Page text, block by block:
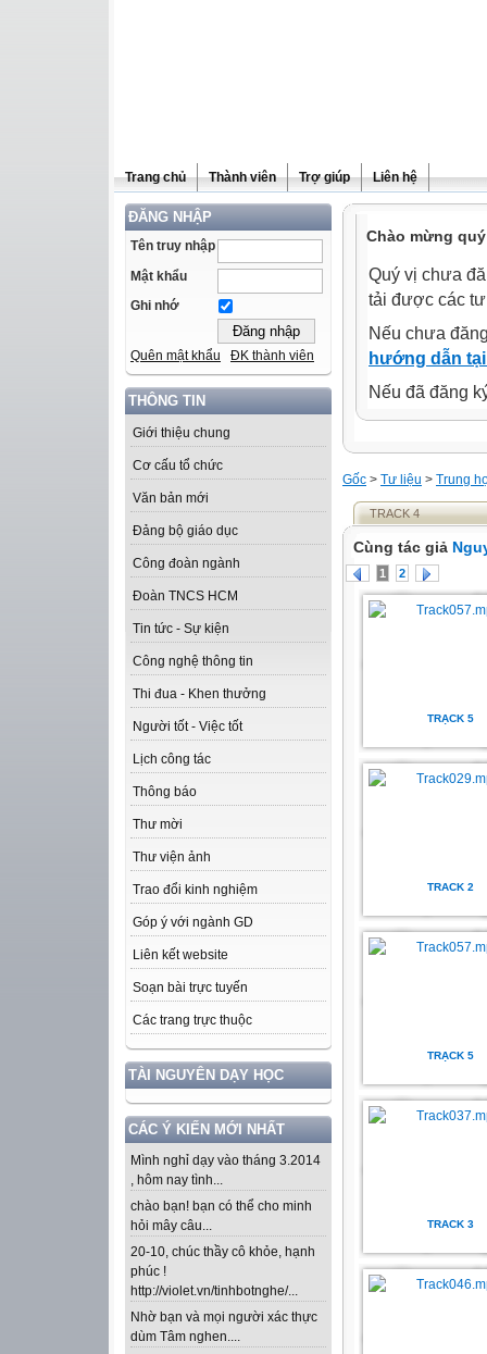
Trang chủ Thành viên Trợ giúp Liên hệ
ĐĂNG NHẬP
Tên truy nhập
Mật khẩu
Ghi nhớ
Quên mật khẩu ĐK thành viên
THÔNG TIN
Giới thiệu chung
Cơ cấu tổ chức
Văn bản mới
Đảng bộ giáo dục
Công đoàn ngành
Đoàn TNCS HCM
Tin tức - Sự kiện
Công nghệ thông tin
Thi đua - Khen thưởng
Người tốt - Việc tốt
Lịch công tác
Thông báo
Thư mời
Thư viện ảnh
Trao đổi kinh nghiệm
Góp ý với ngành GD
Liên kết website
Soạn bài trực tuyến
Các trang trực thuộc
TÀI NGUYÊN DẠY HỌC
CÁC Ý KIẾN MỚI NHẤT
Mình nghỉ dạy vào tháng 3.2014
, hôm nay tình...
chào bạn! bạn có thể cho minh
hỏi mây câu...
20-10, chúc thầy cô khỏe, hạnh
phúc !
http://violet.vn/tinhbotnghe/...
Nhờ bạn và mọi người xác thực
dùm Tâm nghen....
Chào mừng
Quý vị chưa
tải được các
Nếu chưa
hướng dẫn
Nếu đã đăng
Gốc > Tư liệu > Trung
TRACK 4
Cùng tác giả
1 2
TRẠCK 5
TRACK 2
TRẠCK 5
TRACK 3